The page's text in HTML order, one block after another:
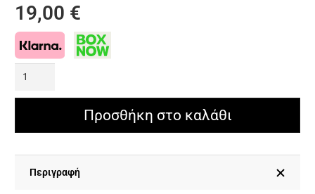
19,00 €
GRANNY’S
Χειροποίητο
Πλεκτό
Προσθήκη στο καλάθι
Περιγραφή